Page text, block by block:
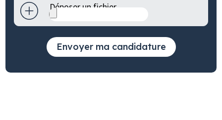
Déposer un fichier
Envoyer ma candidature